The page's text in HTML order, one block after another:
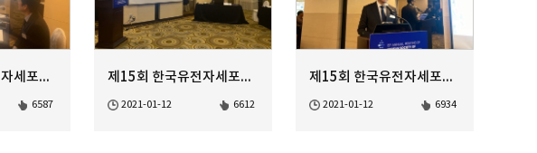
제15회 한국유전자세포치료학회 정기학술대회
6587
제15회 한국유전자세포치료학회 정기학술대회
2021-01-12 6612
제15회 한국유전자세포치료학회 정기학술대회
2021-01-12 6934